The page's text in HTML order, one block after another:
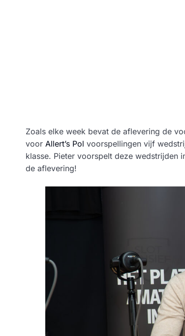
Zoals elke week bevat de aflevering de
voor Allert’s Pol voorspellingen vijf
klasse. Pieter voorspelt deze wedstrijden
de aflevering!